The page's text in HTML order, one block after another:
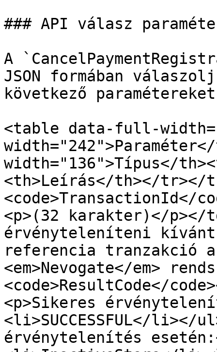
### API válasz
A
JSON formában
következő
<table data-full-
width="136">Típus</
<th>Leírás</th></tr></
<code>TransactionId</
<p>(32 karakter)</p></
érvényteleníteni
referencia tranzakció
<em>Nevogate</em>
<code>ResultCode</
<p>Sikeres
<li>SUCCESSFUL</li></
érvénytelenítés